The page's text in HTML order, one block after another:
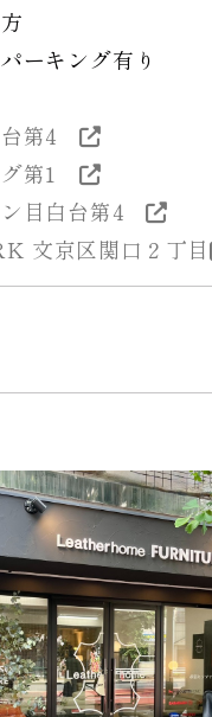
ーキング有り
台第4
グ第1
ン目白台第4
文京区関口２丁目